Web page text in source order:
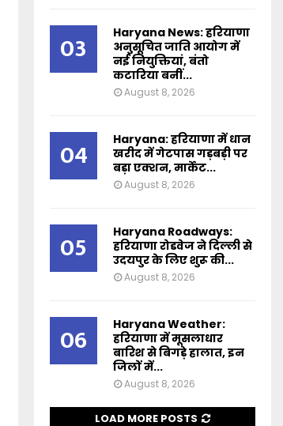
03
Haryana News: हरियाणा
अनुसूचित जाति आयोग में
नई नियुक्तियां, बंतो
कटारिया बनीं...
August 8, 2026
04
Haryana: हरियाणा में धान
खरीद में गेटपास गड़बड़ी पर
बड़ा एक्शन, मार्केट...
August 8, 2026
05
Haryana Roadways:
हरियाणा रोडवेज ने दिल्ली से
उदयपुर के लिए शुरू की...
August 8, 2026
06
Haryana Weather:
हरियाणा में मूसलाधार
बारिश से बिगड़े हालात, इन
जिलों में...
August 8, 2026
LOAD MORE POSTS